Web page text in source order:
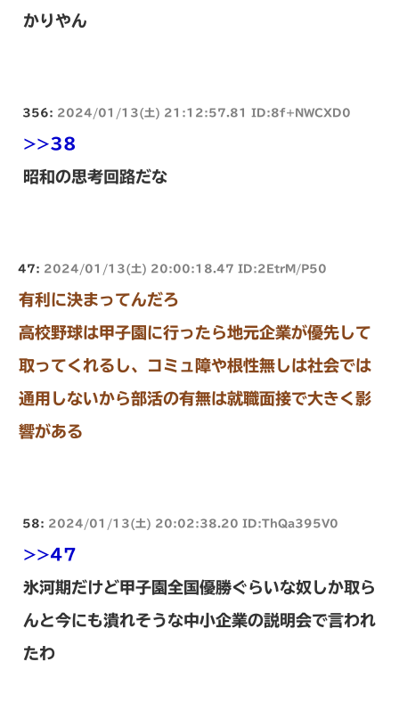
かりやん
356: 2024/01/13(土) 21:12:57.81 ID:8f+NWCXD0
>>38
昭和の思考回路だな
47: 2024/01/13(土) 20:00:18.47 ID:2EtrM/P50
有利に決まってんだろ
高校野球は甲子園に行ったら地元企業が優先して
取ってくれるし、コミュ障や根性無しは社会では
通用しないから部活の有無は就職面接で大きく影
響がある
58: 2024/01/13(土) 20:02:38.20 ID:ThQa395V0
>>47
氷河期だけど甲子園全国優勝ぐらいな奴しか取ら
んと今にも潰れそうな中小企業の説明会で言われ
たわ